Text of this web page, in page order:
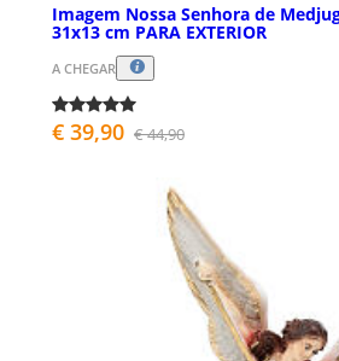
Imagem Nossa Senhora de
31x13 cm PARA EXTERIOR
A CHEGAR
€ 39,90 € 44,90